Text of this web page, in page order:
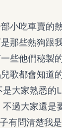
小吃車賣的
那些熱狗跟
些他們秘製
歌都會知道
大家熟悉
過大家還是
有問清楚我